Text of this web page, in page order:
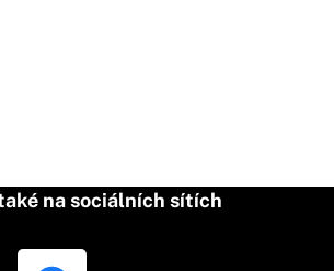
na sociálních sítích